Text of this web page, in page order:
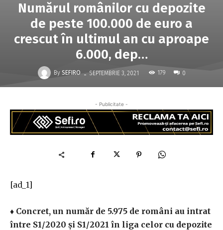
Numărul românilor cu depozite
de peste 100.000 de euro a
crescut în ultimul an cu aproape
6.000, dep…
By SEFIRO - SEPTEMBRIE 3, 2021 179 0
- Publicitate -
[ad_1]
♦ Concret, un număr de 5.975 de români au intrat
între S1/2020 şi S1/2021 în liga celor cu depozite